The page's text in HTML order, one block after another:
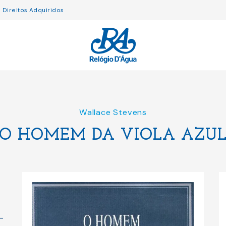
Direitos Adquiridos
Wallace Stevens
HOMEM DA VIOLA